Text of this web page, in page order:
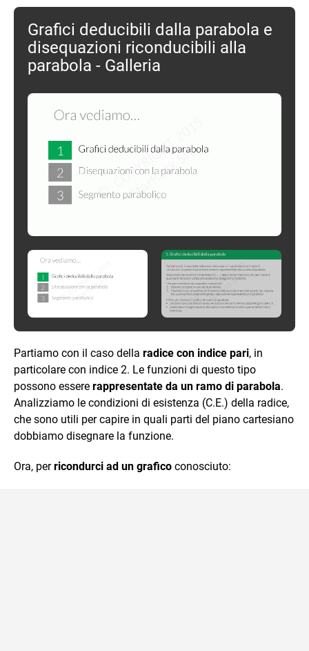
Grafici deducibili dalla parabola e
disequazioni riconducibili alla
parabola - Galleria
Partiamo con il caso della radice con indice pari, in
particolare con indice 2. Le funzioni di questo tipo
possono essere rappresentate da un ramo di parabola.
Analizziamo le condizioni di esistenza (C.E.) della radice,
che sono utili per capire in quali parti del piano cartesiano
dobbiamo disegnare la funzione.
Ora, perricondurci ad un grafico conosciuto: